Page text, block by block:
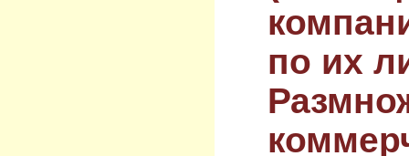
по их